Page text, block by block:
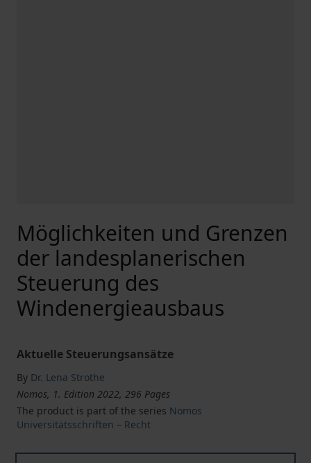
Möglichkeiten und Grenzen
der landesplanerischen
Steuerung des
Windenergieausbaus
Aktuelle Steuerungsansätze
By Dr. Lena Strothe
Nomos, 1. Edition 2022, 296 Pages
The product is part of the series Nomos
Universitätsschriften – Recht